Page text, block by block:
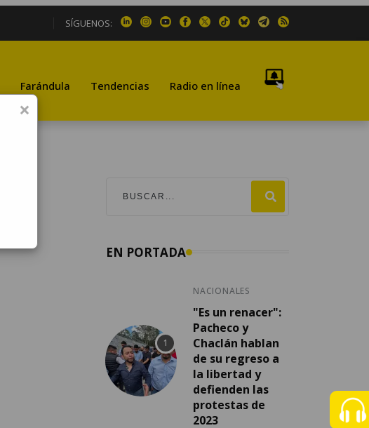
SÍGUENOS:
Farándula Tendencias Radio en línea
EN PORTADA
NACIONALES
"Es un renacer":
Pacheco y
Chaclán hablan
de su regreso a
la libertad y
defienden las
protestas de
2023
×